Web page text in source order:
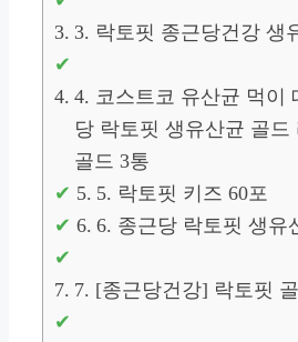
3. 락토핏 종근당건강 생
4. 코스트코 유산균 먹이
당 락토핏 생유산균 골드
골드 3통
5. 락토핏 키즈 60포
6. 종근당 락토핏 생유
7. [종근당건강] 락토핏